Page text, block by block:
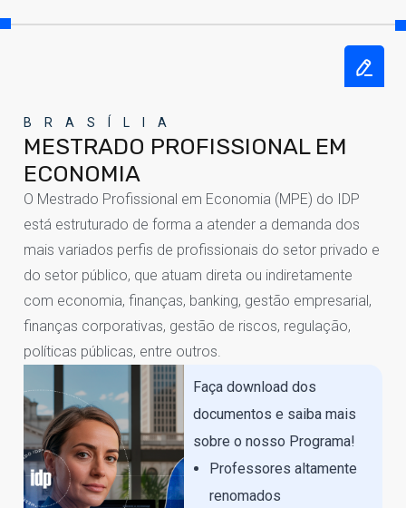
BRASÍLIA
MESTRADO PROFISSIONAL EM
ECONOMIA
O Mestrado Profissional em Economia (MPE) do IDP
está estruturado de forma a atender a demanda dos
mais variados perfis de profissionais do setor privado e
do setor público, que atuam direta ou indiretamente
com economia, finanças, banking, gestão empresarial,
finanças corporativas, gestão de riscos, regulação,
políticas públicas, entre outros.
Faça download dos
documentos e saiba mais
sobre o nosso Programa!
Professores altamente
renomados